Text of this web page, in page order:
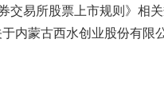
易所股票上市规则》相关
内蒙古西水创业股份有限